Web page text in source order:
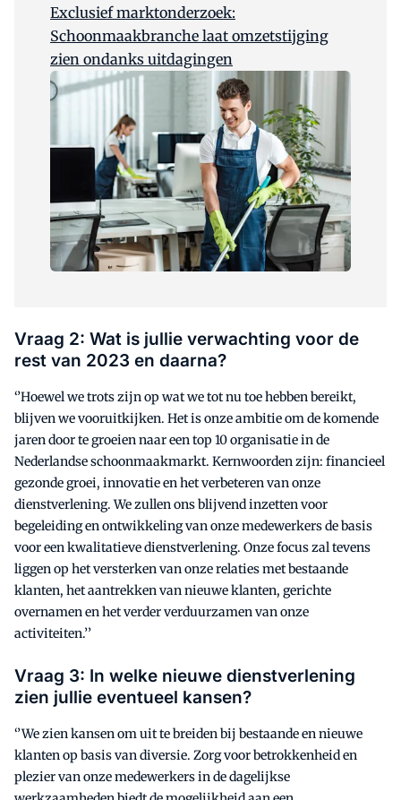
Exclusief marktonderzoek:
Schoonmaakbranche laat omzetstijging
zien ondanks uitdagingen
Vraag 2: Wat is jullie verwachting voor de
rest van 2023 en daarna?
‘’Hoewel we trots zijn op wat we tot nu toe hebben bereikt,
blijven we vooruitkijken. Het is onze ambitie om de komende
jaren door te groeien naar een top 10 organisatie in de
Nederlandse schoonmaakmarkt. Kernwoorden zijn: financieel
gezonde groei, innovatie en het verbeteren van onze
dienstverlening. We zullen ons blijvend inzetten voor
begeleiding en ontwikkeling van onze medewerkers de basis
voor een kwalitatieve dienstverlening. Onze focus zal tevens
liggen op het versterken van onze relaties met bestaande
klanten, het aantrekken van nieuwe klanten, gerichte
overnamen en het verder verduurzamen van onze
activiteiten.’’
Vraag 3: In welke nieuwe dienstverlening
zien jullie eventueel kansen?
‘’We zien kansen om uit te breiden bij bestaande en nieuwe
klanten op basis van diversie. Zorg voor betrokkenheid en
plezier van onze medewerkers in de dagelijkse